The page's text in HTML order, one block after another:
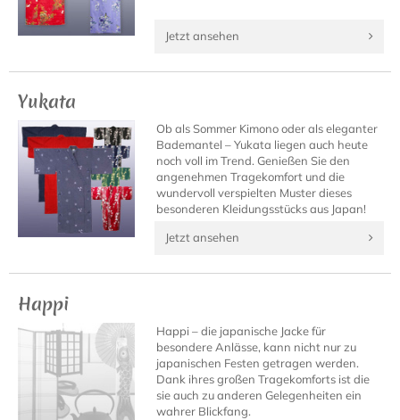
Jetzt ansehen
Yukata
Ob als Sommer Kimono oder als eleganter
Bademantel – Yukata liegen auch heute
noch voll im Trend. Genießen Sie den
angenehmen Tragekomfort und die
wundervoll verspielten Muster dieses
besonderen Kleidungsstücks aus Japan!
Jetzt ansehen
Happi
Happi – die japanische Jacke für
besondere Anlässe, kann nicht nur zu
japanischen Festen getragen werden.
Dank ihres großen Tragekomforts ist die
sie auch zu anderen Gelegenheiten ein
wahrer Blickfang.